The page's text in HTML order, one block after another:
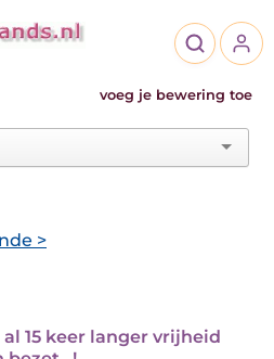
voeg je bewering toe
>
15 keer langer vrijheid